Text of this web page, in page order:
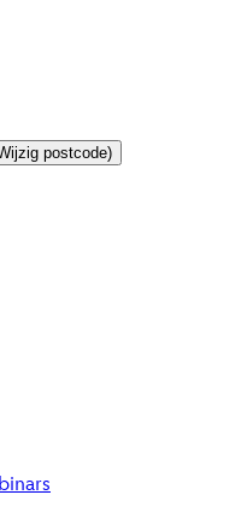
postcode)